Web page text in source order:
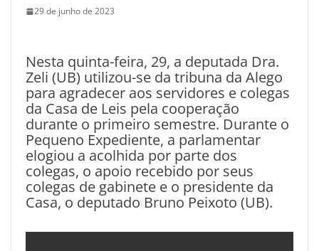
29 de junho de 2023
Nesta quinta-feira, 29, a deputada Dra.
Zeli (UB) utilizou-se da tribuna da Alego
para agradecer aos servidores e colegas
da Casa de Leis pela cooperação
durante o primeiro semestre. Durante o
Pequeno Expediente, a parlamentar
elogiou a acolhida por parte dos
colegas, o apoio recebido por seus
colegas de gabinete e o presidente da
Casa, o deputado Bruno Peixoto (UB).